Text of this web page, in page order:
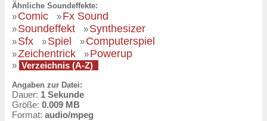
Ähnliche Soundeffekte:
»Comic »Fx Sound
»Soundeffekt »Synthesizer
»Sfx »Spiel »Computerspiel
»Zeichentrick »Powerup
» Verzeichnis (A-Z)
Angaben zur Datei:
Dauer: 1 Sekunde
Größe: 0.009 MB
Format: audio/mpeg